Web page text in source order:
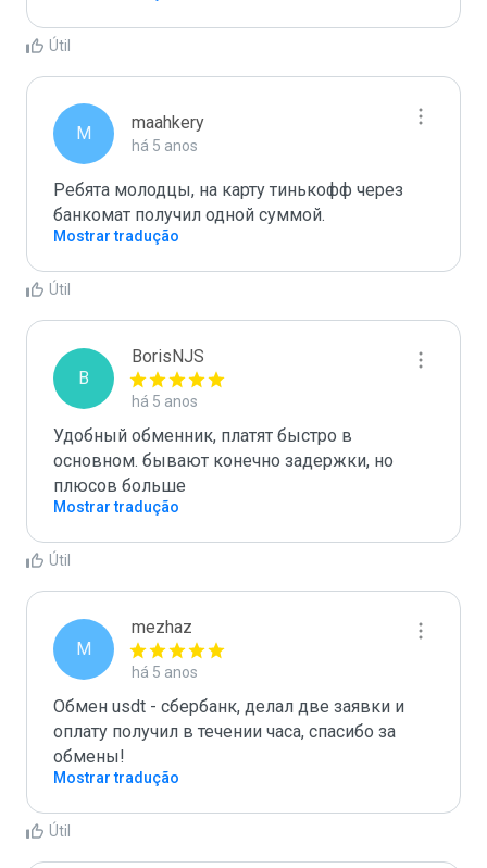
Útil
M
maahkery
há 5 anos
Ребята молодцы, на карту тинькофф через
банкомат получил одной суммой.
Mostrar tradução
Útil
B
BorisNJS
há 5 anos
Удобный обменник, платят быстро в
основном. бывают конечно задержки, но
плюсов больше
Mostrar tradução
Útil
M
mezhaz
há 5 anos
Обмен usdt - сбербанк, делал две заявки и
оплату получил в течении часа, спасибо за
обмены!
Mostrar tradução
Útil